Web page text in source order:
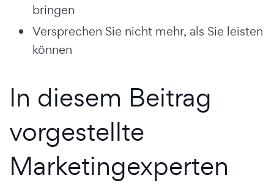
bringen
Versprechen Sie nicht mehr, als Sie leisten
können
In diesem Beitrag
vorgestellte
Marketingexperten